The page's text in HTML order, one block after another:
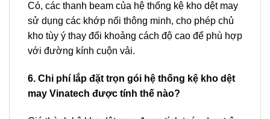
Có, các thanh beam của hệ thống kệ kho dệt may
sử dụng các khớp nối thông minh, cho phép chủ
kho tùy ý thay đổi khoảng cách độ cao để phù hợp
với đường kính cuộn vải.
6. Chi phí lắp đặt trọn gói hệ thống kệ kho dệt
may Vinatech được tính thế nào?